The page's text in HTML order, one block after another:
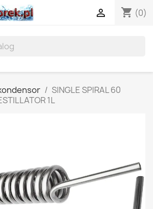
shopping_cart (0)

SINGLE SPIRAL 60
1L